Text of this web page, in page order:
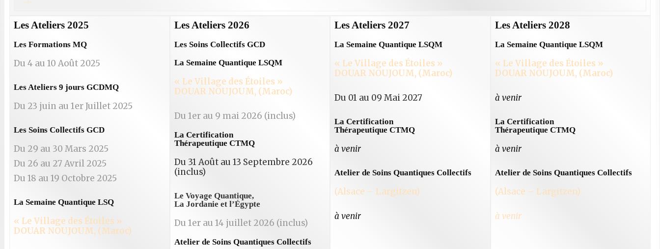
Les Ateliers 2025
Les Formations MQ
Du 4 au 10 Août 2025
Les Ateliers 9 jours GCDMQ
Du 23 juin au 1er Juillet 2025
Les Soins Collectifs GCD
Du 29 au 30 Mars 2025
Du 26 au 27 Avril 2025
Du 18 au 19 Octobre 2025
La Semaine Quantique LSQ
« Le Village des Étoiles »
DOUAR NOUJOUM, (Maroc)
Les Ateliers 2026
Les Soins Collectifs GCD
La Semaine Quantique LSQM
« Le Village des Étoiles »
DOUAR NOUJOUM, (Maroc)
Du 1er au 9 mai 2026 (inclus)
La Certification
Thérapeutique CTMQ
Du 31 Août au 13 Septembre 2026
(inclus)
Le Voyage Quantique,
La Jordanie et l’Égypte
Du 1er au 14 juillet 2026 (inclus)
Atelier de Soins Quantiques Collectifs
Les Ateliers 2027
La Semaine Quantique LSQM
« Le Village des Étoiles »
DOUAR NOUJOUM, (Maroc)
Du 01 au 09 Mai 2027
La Certification
Thérapeutique CTMQ
à venir
Atelier de Soins Quantiques Collectifs
(Alsace – Largitzen)
à venir
Les Ateliers 2028
La Semaine Quantique LSQM
« Le Village des Étoiles »
DOUAR NOUJOUM, (Maroc)
à venir
La Certification
Thérapeutique CTMQ
à venir
Atelier de Soins Quantiques Collectifs
(Alsace – Largitzen)
à venir